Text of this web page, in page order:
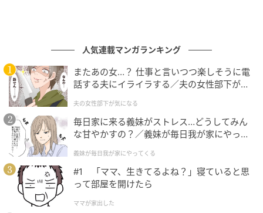
人気連載マンガランキング
またあの女…？ 仕事と言いつつ楽しそうに電
話する夫にイライラする／夫の女性部下が気
夫の女性部下が気になる
毎日家に来る義妹がストレス…どうしてみん
な甘やかすの？／義妹が毎日我が家にやって
が】
義妹が毎日我が家にやってくる
#1 「ママ、生きてるよね？」寝ていると思
って部屋を開けたら
ママが家出した